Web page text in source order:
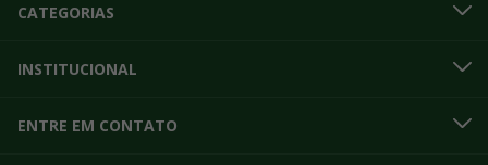
CATEGORIAS
INSTITUCIONAL
ENTRE EM CONTATO